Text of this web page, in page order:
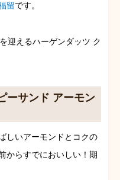
留です。
迎えるハーゲンダッツ ク
ーサンド アーモン
しいアーモンドとコクの
からすでにおいしい！期